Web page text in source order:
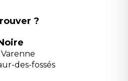
?
des-fossés